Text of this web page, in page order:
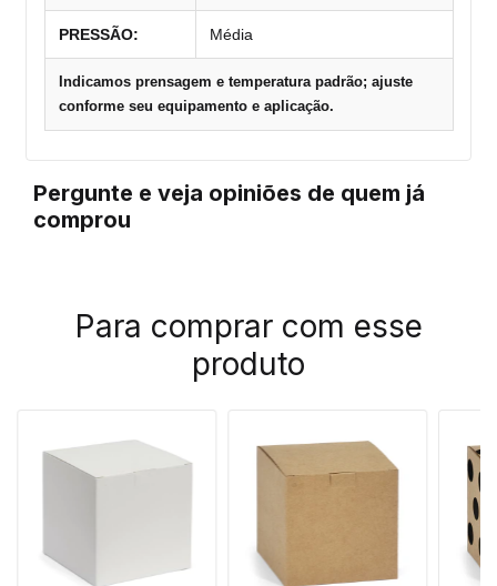
PRESSÃO: Média
Indicamos prensagem e temperatura padrão; ajuste
conforme seu equipamento e aplicação.
Pergunte e veja opiniões de quem já
comprou
Para comprar com esse
produto